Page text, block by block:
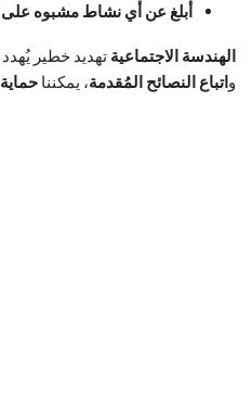
أبلغ عن أي نشاط مشبوه على
الهندسة الاجتماعية تهديد خطير
واتباع النصائح المُقدمة، يمكننا